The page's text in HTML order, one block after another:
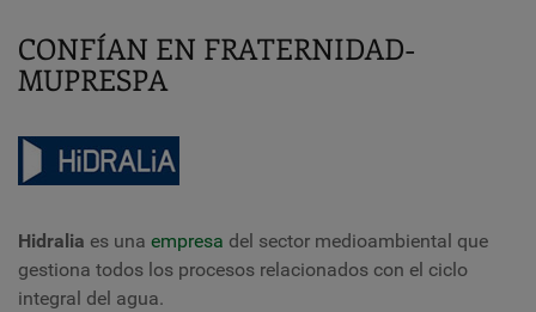
CONFÍAN EN FRATERNIDAD-
MUPRESPA
Hidralia es una empresa del sector medioambiental que
gestiona todos los procesos relacionados con el ciclo
integral del agua.